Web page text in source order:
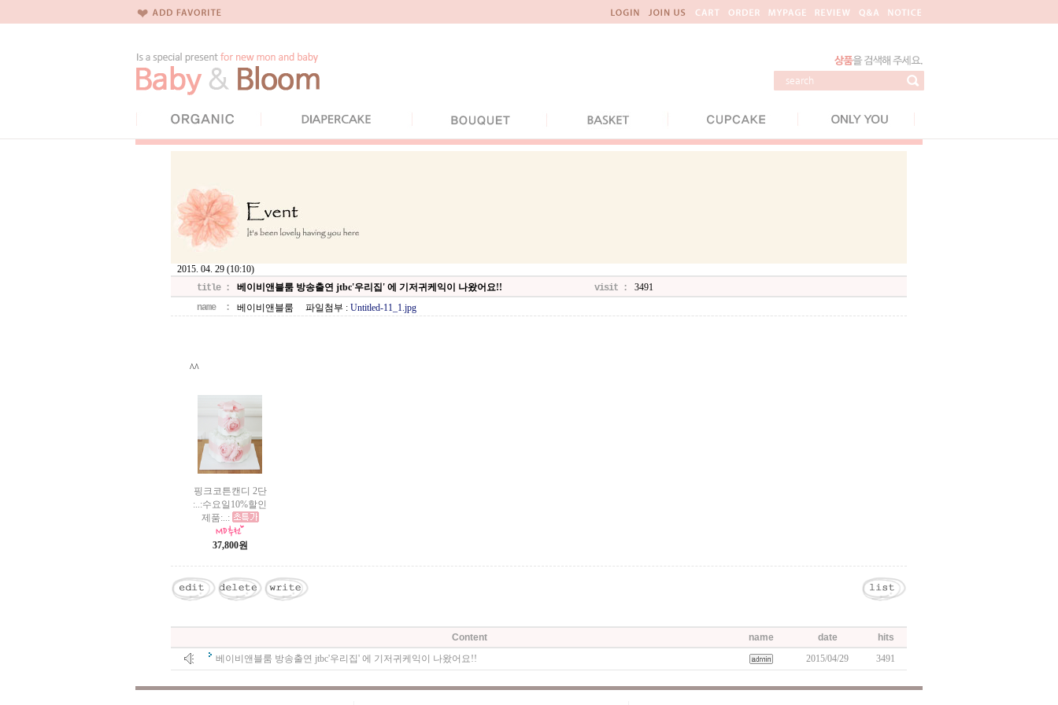
2015. 04. 29 (10:10)
title :
베이비앤블룸 방송출연 jtbc'우리집' 에 기저귀케익이 나왔어요!! visit :
3491
name :
베이비앤블룸 파일첨부 : Untitled-11_1.jpg
^^
핑크코튼캔디 2단
:..:수요일10%할인
제품:..:
37,800원
Content name date
hits
베이비앤블룸 방송출연 jtbc'우리집' 에 기저귀케익이 나왔어요!!
2015/04/29 3491